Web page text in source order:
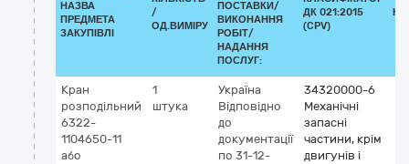
НАЗВА
ПРЕДМЕТА
ЗАКУПІВЛІ
/
ОД.ВИМІРУ
ПОСТАВКИ/
ВИКОНАННЯ
РОБІТ/
НАДАННЯ
ПОСЛУГ:
ДК 021:2015
(CPV)
Кран
розподільний
6322-
1104650-11
або
1
штука
Україна
Відповідно
до
документації
по 31-12-
34320000-6
Механічні
запасні
частини, крім
двигунів і